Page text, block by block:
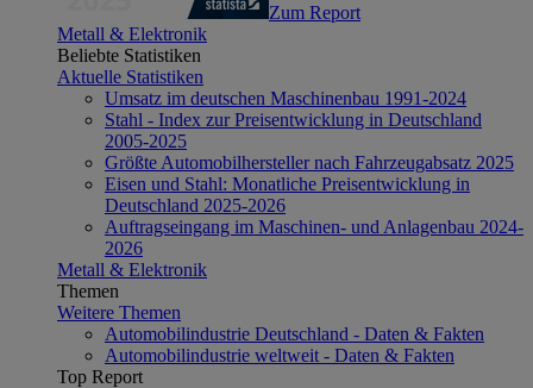
Zum Report
Metall & Elektronik
Beliebte Statistiken
Aktuelle Statistiken
Umsatz im deutschen Maschinenbau 1991-2024
Stahl - Index zur Preisentwicklung in Deutschland
2005-2025
Größte Automobilhersteller nach Fahrzeugabsatz 2025
Eisen und Stahl: Monatliche Preisentwicklung in
Deutschland 2025-2026
Auftragseingang im Maschinen- und Anlagenbau 2024-
2026
Metall & Elektronik
Themen
Weitere Themen
Automobilindustrie Deutschland - Daten & Fakten
Automobilindustrie weltweit - Daten & Fakten
Top Report